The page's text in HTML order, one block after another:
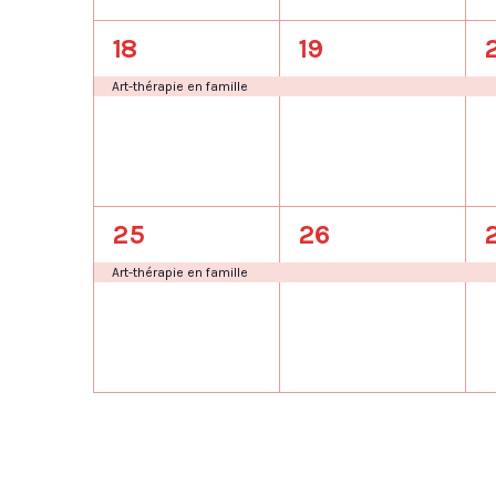
1
évènement,
18
Art-thérapie en famille
1
évènement,
19
1
1
évènement,
25
Art-thérapie en famille
1
évènement,
26
1